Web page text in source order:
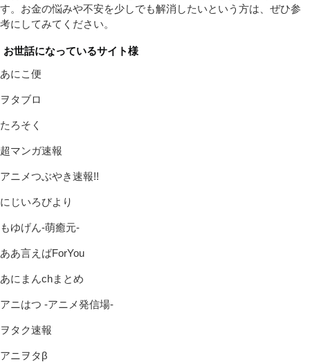
す。お金の悩みや不安を少しでも解消したいという方は、ぜひ参
考にしてみてください。
お世話になっているサイト様
あにこ便
ヲタブロ
たろそく
超マンガ速報
アニメつぶやき速報!!
にじいろびより
もゆげん-萌癒元-
ああ言えばForYou
あにまんchまとめ
アニはつ -アニメ発信場-
ヲタク速報
アニヲタβ